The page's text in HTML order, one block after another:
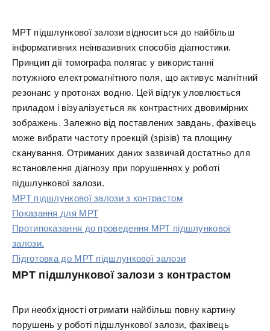
МРТ підшлункової залози відноситься до найбільш
інформативних неінвазивних способів діагностики.
Принцип дії томографа полягає у використанні
потужного електромагнітного поля, що активує магнітний
резонанс у протонах водню. Цей відгук уловлюється
приладом і візуалізується як контрастних двовимірних
зображень. Залежно від поставлених завдань, фахівець
може вибрати частоту проекцій (зрізів) та площину
сканування. Отриманих даних зазвичай достатньо для
встановлення діагнозу при порушеннях у роботі
підшлункової залози.
МРТ підшлункової залози з контрастом
Показання для МРТ
Протипоказання до проведення МРТ підшлункової
залози.
Підготовка до МРТ підшлункової залози
МРТ підшлункової залози з контрастом
При необхідності отримати найбільш повну картину
порушень у роботі підшлункової залози, фахівець